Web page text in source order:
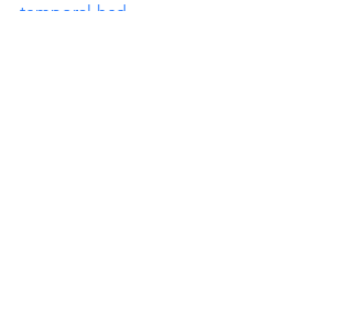
temporal-hcd